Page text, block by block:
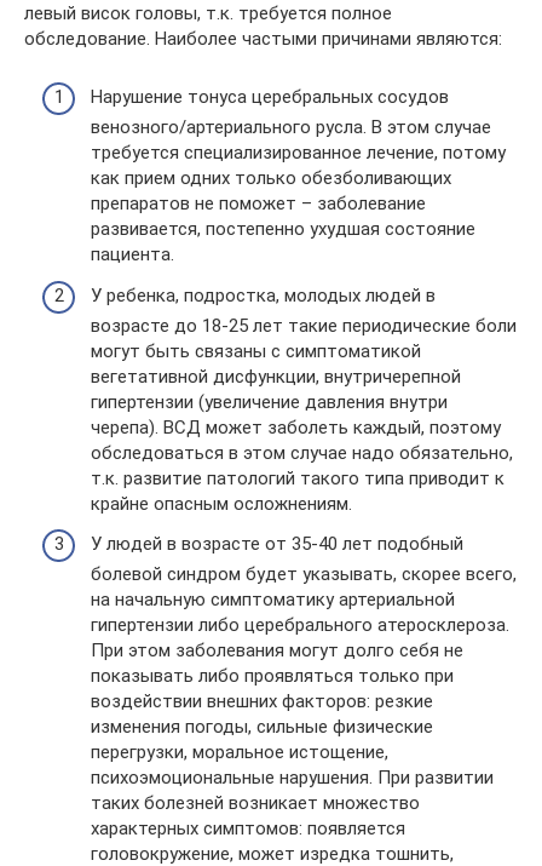
левый висок головы, т.к. требуется полное
обследование. Наиболее частыми причинами являются:
Нарушение тонуса церебральных сосудов
венозного/артериального русла. В этом случае
требуется специализированное лечение, потому
как прием одних только обезболивающих
препаратов не поможет – заболевание
развивается, постепенно ухудшая состояние
пациента.
У ребенка, подростка, молодых людей в
возрасте до 18-25 лет такие периодические боли
могут быть связаны с симптоматикой
вегетативной дисфункции, внутричерепной
гипертензии (увеличение давления внутри
черепа). ВСД может заболеть каждый, поэтому
обследоваться в этом случае надо обязательно,
т.к. развитие патологий такого типа приводит к
крайне опасным осложнениям.
У людей в возрасте от 35-40 лет подобный
болевой синдром будет указывать, скорее всего,
на начальную симптоматику артериальной
гипертензии либо церебрального атеросклероза.
При этом заболевания могут долго себя не
показывать либо проявляться только при
воздействии внешних факторов: резкие
изменения погоды, сильные физические
перегрузки, моральное истощение,
психоэмоциональные нарушения. При развитии
таких болезней возникает множество
характерных симптомов: появляется
головокружение, может изредка тошнить,